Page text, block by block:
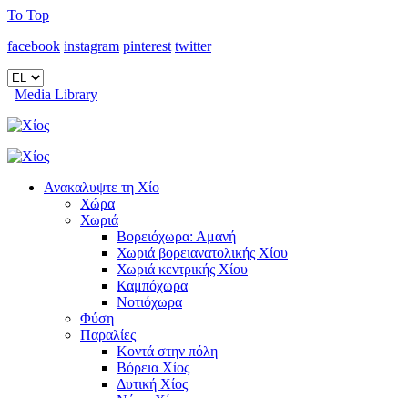
To Top
facebook instagram pinterest twitter
Media Library
Ανακαλυψτε τη Χίο
Χώρα
Χωριά
Βορειόχωρα: Αμανή
Χωριά βορειανατολικής Χίου
Χωριά κεντρικής Χίου
Καμπόχωρα
Νοτιόχωρα
Φύση
Παραλίες
Κοντά στην πόλη
Βόρεια Χίος
Δυτική Χίος